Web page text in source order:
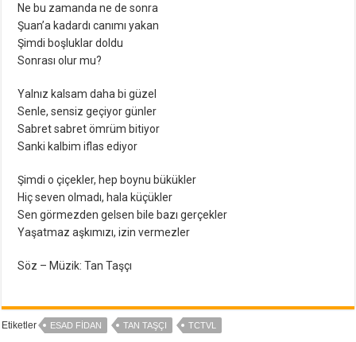
Ne bu zamanda ne de sonra
Şuan’a kadardı canımı yakan
Şimdi boşluklar doldu
Sonrası olur mu?
Yalnız kalsam daha bi güzel
Senle, sensiz geçiyor günler
Sabret sabret ömrüm bitiyor
Sanki kalbim iflas ediyor
Şimdi o çiçekler, hep boynu bükükler
Hiç seven olmadı, hala küçükler
Sen görmezden gelsen bile bazı gerçekler
Yaşatmaz aşkımızı, izin vermezler
Söz – Müzik: Tan Taşçı
Etiketler ESAD FIDAN TAN TAŞÇI TCTVL